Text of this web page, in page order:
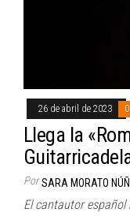
26 de abril de 2023 0
Llega la
Por SARA MORATO
El cantautor español